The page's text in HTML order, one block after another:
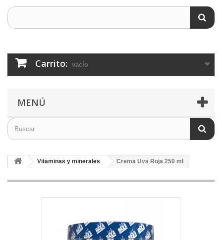
Carrito: vacío
MENÚ
Vitaminas y minerales Crema Uva Roja 250 ml